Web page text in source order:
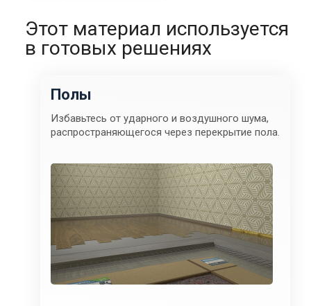
Этот материал используется
в готовых решениях
Полы
Избавьтесь от ударного и воздушного шума,
распространяющегося через перекрытие пола.